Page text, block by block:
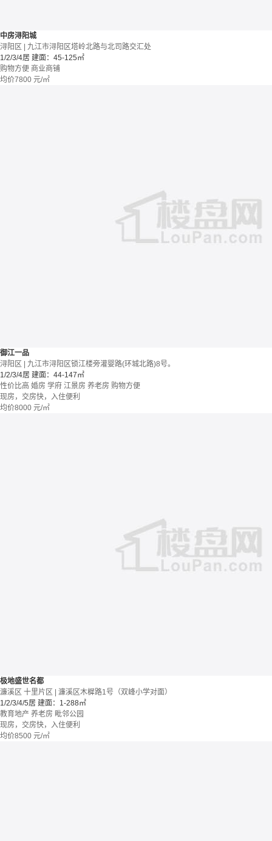
中房浔阳城
浔阳区 | 九江市浔阳区塔岭北路与北司路交汇处
1/2/3/4居 建面：45-125㎡
购物方便 商业商铺
均价7800 元/㎡
御江一品
浔阳区 | 九江市浔阳区锁江楼旁灌婴路(环城北路)8号。
1/2/3/4居 建面：44-147㎡
性价比高 婚房 学府 江景房 养老房 购物方便
现房，交房快，入住便利
均价8000 元/㎡
极地盛世名都
濂溪区 十里片区 | 濂溪区木樨路1号（双峰小学对面）
1/2/3/4/5居 建面：1-288㎡
教育地产 养老房 毗邻公园
现房，交房快，入住便利
均价8500 元/㎡